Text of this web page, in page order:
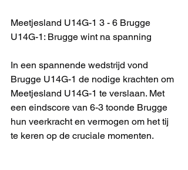
Meetjesland U14G-1 3 - 6 Brugge
U14G-1: Brugge wint na spanning
In een spannende wedstrijd vond
Brugge U14G-1 de nodige krachten om
Meetjesland U14G-1 te verslaan. Met
een eindscore van 6-3 toonde Brugge
hun veerkracht en vermogen om het tij
te keren op de cruciale momenten.